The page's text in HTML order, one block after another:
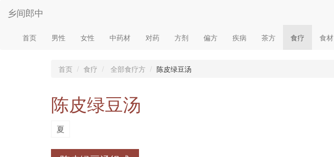
乡间郎中
首页 男性 女性 中药材 对药 方剂 偏方 疾病 茶方 食疗 食材
首页 食疗 全部食疗方 陈皮绿豆汤
陈皮绿豆汤
夏